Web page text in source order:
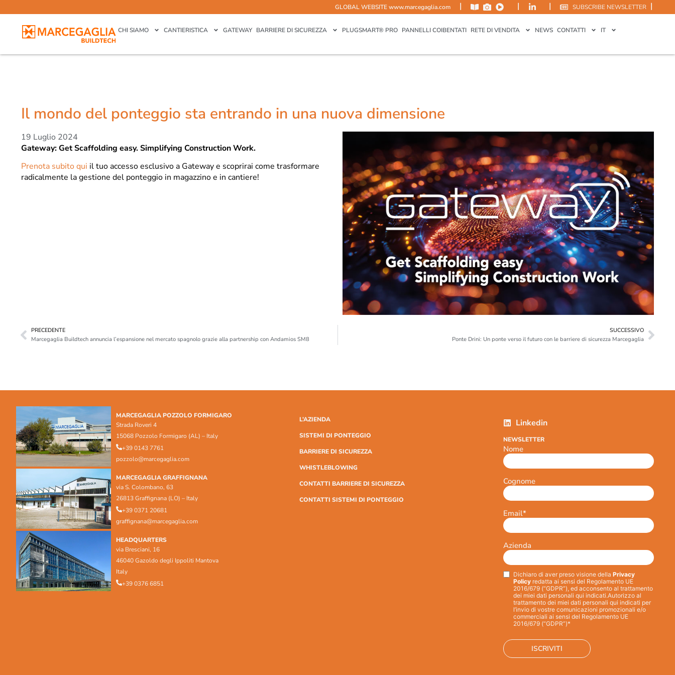
GLOBAL WEBSITEwww.marcegaglia.com | | | SUBSCRIBE NEWSLETTER |
CHI SIAMO CANTIERISTICA GATEWAY BARRIERE DI SICUREZZA PLUGSMART® PRO PANNELLI COIBENTATI RETE DI VENDITA NEWS CONTATTI IT
Il mondo del ponteggio sta entrando in una nuova dimensione
19 Luglio 2024
Gateway: Get Scaffolding easy. Simplifying Construction Work.
Prenota subito qui il tuo accesso esclusivo a Gateway e scoprirai come trasformare
radicalmente la gestione del ponteggio in magazzino e in cantiere!
PRECEDENTE
Marcegaglia Buildtech annuncia l’espansione nel mercato spagnolo grazie alla partnership con Andamios SM8
SUCCESSIVO
Ponte Drini: Un ponte verso il futuro con le barriere di sicurezza Marcegaglia
MARCEGAGLIA POZZOLO FORMIGARO
Strada Roveri 4
15068 Pozzolo Formigaro (AL) – Italy
+39 0143 7761
pozzolo@marcegaglia.com
MARCEGAGLIA GRAFFIGNANA
via S. Colombano, 63
26813 Graffignana (LO) – Italy
+39 0371 20681
graffignana@marcegaglia.com
HEADQUARTERS
via Bresciani, 16
46040 Gazoldo degli Ippoliti Mantova
Italy
+39 0376 6851
L’AZIENDA
SISTEMI DI PONTEGGIO
BARRIERE DI SICUREZZA
WHISTLEBLOWING
CONTATTI BARRIERE DI SICUREZZA
CONTATTI SISTEMI DI PONTEGGIO
Linkedin
NEWSLETTER
Nome
Cognome
Email*
Azienda
Privacy*
Dichiaro di aver preso visione della Privacy
Policy redatta ai sensi del Regolamento UE
2016/679 (“GDPR”), ed acconsento al trattamento
dei miei dati personali qui indicati.Autorizzo al
trattamento dei miei dati personali qui indicati per
l’invio di vostre comunicazioni promozionali e/o
commerciali ai sensi del Regolamento UE
2016/679 (“GDPR”)*